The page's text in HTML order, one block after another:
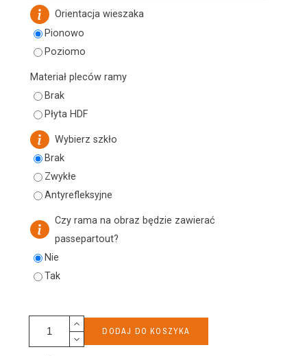
Orientacja wieszaka
Pionowo
Poziomo
Wybierz szkło
Brak
Zwykłe
Antyrefleksyjne
Materiał pleców ramy
Brak
Płyta HDF
Czy rama na obraz będzie zawierać
passepartout?
Nie
Tak
DODAJ DO KOSZYKA